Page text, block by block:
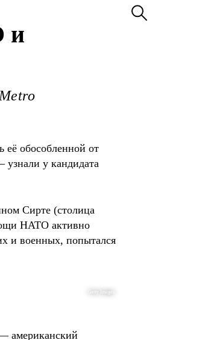
и
обособленной от
у кандидата
Сирте (столица
НАТО активно
и военных, попытался
Getty Images
американский